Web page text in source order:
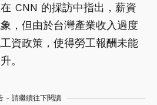
CNN 的採訪中指出，薪資
，但由於台灣產業收入過度
資政策，使得勞工報酬未能
。
- 請繼續往下閱讀